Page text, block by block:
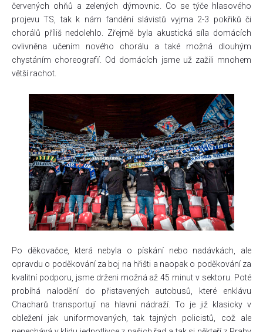
červených ohňů a zelených dýmovnic. Co se týče hlasového
projevu TS, tak k nám fandění slávistů vyjma 2-3 pokřiků či
chorálů příliš nedolehlo. Zřejmě byla akustická síla domácích
ovlivněna učením nového chorálu a také možná dlouhým
chystáním choreografií. Od domácích jsme už zažili mnohem
větší rachot.
Po děkovačce, která nebyla o pískání nebo nadávkách, ale
opravdu o poděkování za boj na hřišti a naopak o poděkování za
kvalitní podporu, jsme drženi možná až 45 minut v sektoru. Poté
probíhá nalodění do přistavených autobusů, které enklávu
Chacharů transportují na hlavní nádraží. To je již klasicky v
obležení jak uniformovaných, tak tajných policistů, což ale